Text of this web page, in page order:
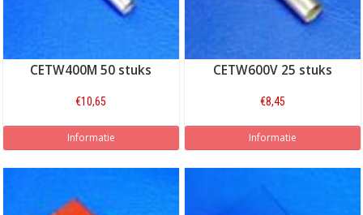
CETW400M 50 stuks
€10,65
Informatie
CETW600V 25 stuks
€8,45
Informatie